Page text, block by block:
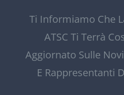
Ti Informiamo Che
ATSC Ti Terrà
Aggiornato Sulle
E Rappresentanti